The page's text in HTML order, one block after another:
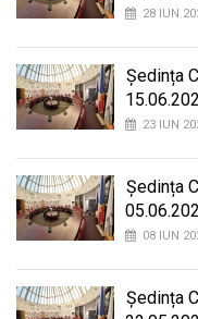
28 IUN
Ședința
23 IUN
Ședința
08 IUN
Ședința